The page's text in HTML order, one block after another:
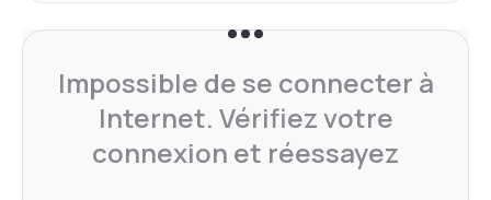
Impossible de se connecter à
Internet. Vérifiez votre
connexion et réessayez